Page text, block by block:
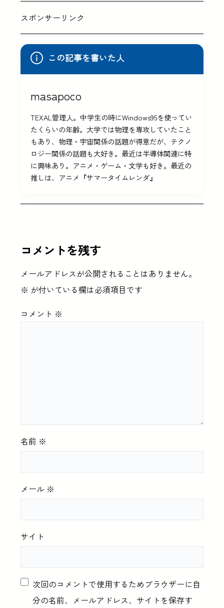
スポンサーリンク
この記事を書いた人
masapoco
TEXAL管理人。中学生の時にWindows95を使ってい
たくらいの年齢。大学では物理を専攻していたこと
もあり、物理・宇宙関係の話題が得意だが、テクノ
ロジー関係の話題も大好き。最近は半導体関連に特
に興味あり。アニメ・ゲーム・文学も好き。最近の
推しは、アニメ『サマータイムレンダ』
コメントを残す
メールアドレスが公開されることはありません。
※ が付いている欄は必須項目です
コメント ※
名前 ※
メール ※
サイト
次回のコメントで使用するためブラウザーに自
分の名前、メールアドレス、サイトを保存す